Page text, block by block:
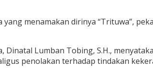
menamakan dirinya “Trituwa”,
Dinatal Lumban Tobing, S.H.,
penolakan terhadap tindakan